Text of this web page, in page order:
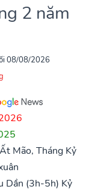
2 năm
08/08/2026
Mão, Tháng Kỷ
Dần (3h-5h) Kỷ